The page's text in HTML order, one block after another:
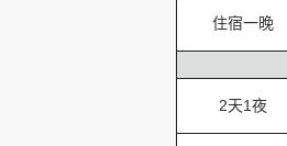
住宿一晚
2天1夜